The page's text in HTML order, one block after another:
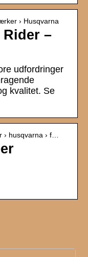
› Husqvarna
–
udfordringer
kvalitet. Se
husqvarna › f…